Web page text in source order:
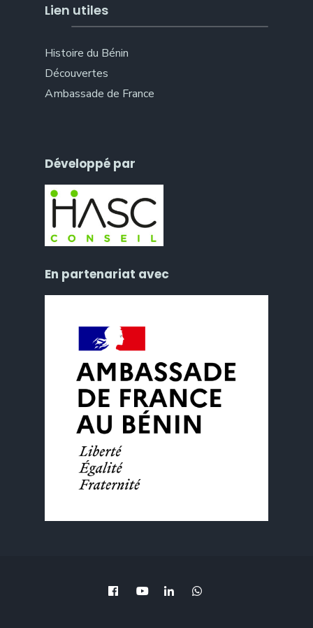
Lien utiles
Histoire du Bénin
Découvertes
Ambassade de France
Développé par
En partenariat avec